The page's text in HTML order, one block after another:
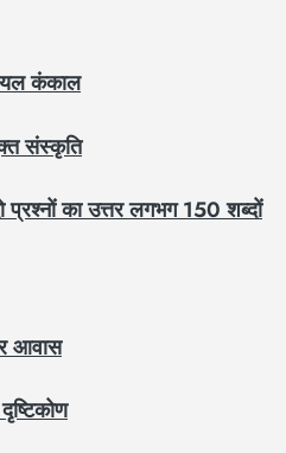
कंकाल
संस्कृति
प्रश्नों का उत्तर लगभग150शब्दों
आवास